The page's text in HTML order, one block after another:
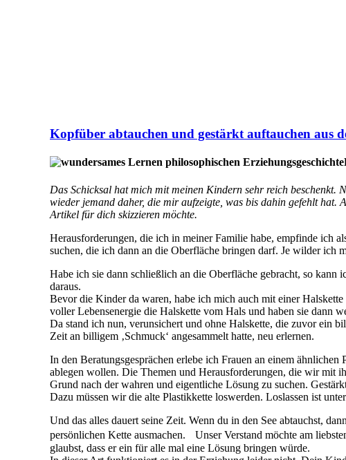
Kopfüber abtauchen und gestärkt auftauchen aus
Das Schicksal hat mich mit meinen Kindern sehr reich
wieder jemand daher, die mir aufzeigte, was bis dahin gefehlt hat.
Artikel für dich skizzieren möchte.
Herausforderungen, die ich in meiner Familie habe, empfinde ich
suchen, die ich dann an die Oberfläche bringen darf. Je wilder ich
Habe ich sie dann schließlich an die Oberfläche gebracht, so
daraus.
Bevor die Kinder da waren, habe ich mich auch mit einer
voller Lebensenergie die Halskette vom Hals und haben sie dann
Da stand ich nun, verunsichert und ohne Halskette, die zuvor ein
Zeit an billigem ‚Schmuck‘ angesammelt hatte, neu erlernen.
In den Beratungsgesprächen erlebe ich Frauen an einem
ablegen wollen. Die Themen und Herausforderungen, die wir mit
Grund nach der wahren und eigentliche Lösung zu suchen.
Dazu müssen wir die alte Plastikkette loswerden. Loslassen ist
Und das alles dauert seine Zeit. Wenn du in den See abtauchst,
persönlichen Kette ausmachen. Unser Verstand möchte am
glaubst, dass er ein für alle mal eine Lösung bringen würde.